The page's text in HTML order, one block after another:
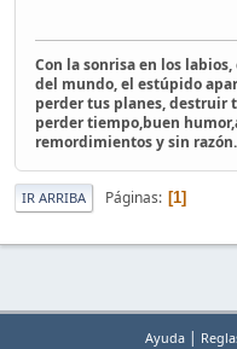
Con la sonrisa en los
del mundo, el estúpido
perder tus planes, destruir
perder tiempo,buen
remordimientos y sin
IR ARRIBA Páginas 1
Ayuda |